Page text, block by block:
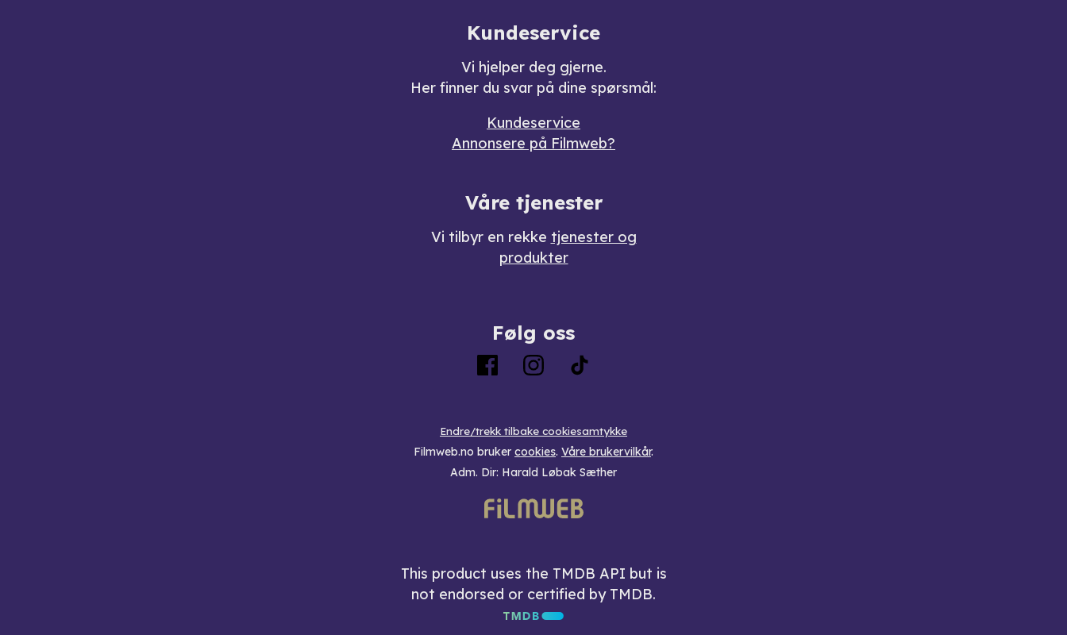
Kundeservice
Vi hjelper deg gjerne.
Her finner du svar på dine spørsmål:
Kundeservice
Annonsere på Filmweb?
Våre tjenester
Vi tilbyr en rekke tjenester og
produkter
Følg oss
Endre/trekk tilbake cookiesamtykke
Filmweb.no bruker cookies. Våre brukervilkår.
Adm. Dir: Harald Løbak Sæther
This product uses the TMDB API but is
not endorsed or certified by TMDB.